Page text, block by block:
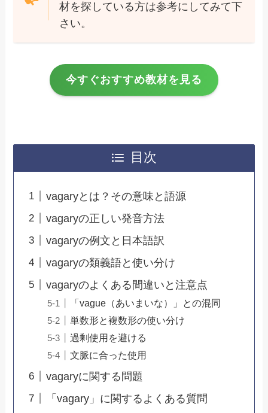
材を探している方は参考にしてみて下
さい。
今すぐおすすめ教材を見る
目次
vagaryとは？その意味と語源
vagaryの正しい発音方法
vagaryの例文と日本語訳
vagaryの類義語と使い分け
vagaryのよくある間違いと注意点
「vague（あいまいな）」との混同
単数形と複数形の使い分け
過剰使用を避ける
文脈に合った使用
vagaryに関する問題
「vagary」に関するよくある質問